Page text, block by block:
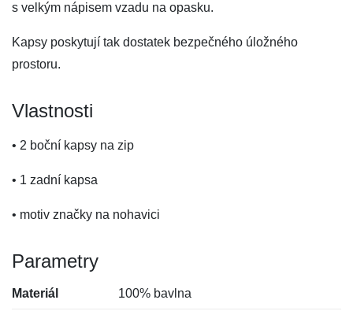
s velkým nápisem vzadu na opasku.
Kapsy poskytují tak dostatek bezpečného úložného
prostoru.
Vlastnosti
• 2 boční kapsy na zip
• 1 zadní kapsa
• motiv značky na nohavici
Parametry
Materiál 100% bavlna